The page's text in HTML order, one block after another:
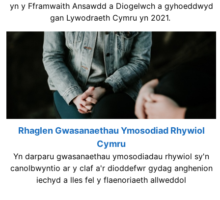
yn y Fframwaith Ansawdd a Diogelwch a gyhoeddwyd
gan Lywodraeth Cymru yn 2021.
Rhaglen Gwasanaethau Ymosodiad Rhywiol
Cymru
Yn darparu gwasanaethau ymosodiadau rhywiol sy'n
canolbwyntio ar y claf a'r dioddefwr gydag anghenion
iechyd a lles fel y flaenoriaeth allweddol